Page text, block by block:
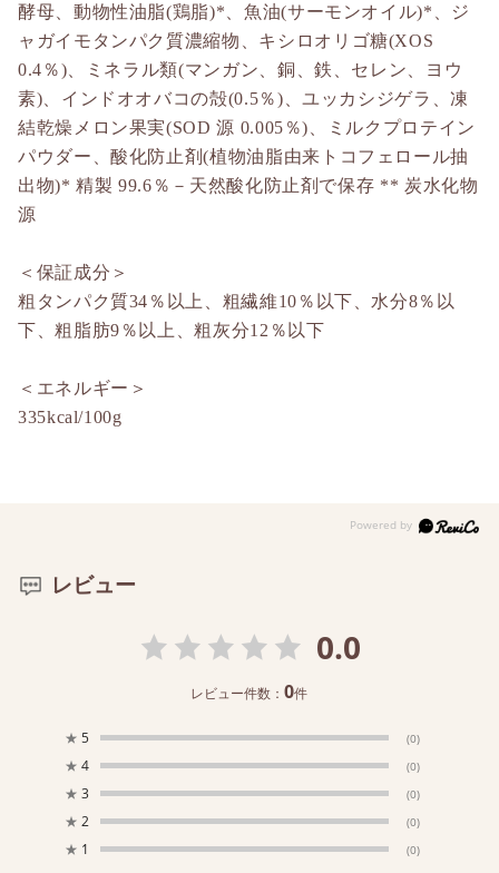
酵母、動物性油脂(鶏脂)*、魚油(サーモンオイル)*、ジ
ャガイモタンパク質濃縮物、キシロオリゴ糖(XOS
0.4％)、ミネラル類(マンガン、銅、鉄、セレン、ヨウ
素)、インドオオバコの殻(0.5％)、ユッカシジゲラ、凍
結乾燥メロン果実(SOD 源 0.005％)、ミルクプロテイン
パウダー、酸化防止剤(植物油脂由来トコフェロール抽
出物)* 精製 99.6％－天然酸化防止剤で保存 ** 炭水化物
源
＜保証成分＞
粗タンパク質34％以上、粗繊維10％以下、水分8％以
下、粗脂肪9％以上、粗灰分12％以下
＜エネルギー＞
335kcal/100g
レビュー
0.0
レビュー件数：0件
★ 5 (0)
★ 4 (0)
★ 3 (0)
★ 2 (0)
★ 1 (0)